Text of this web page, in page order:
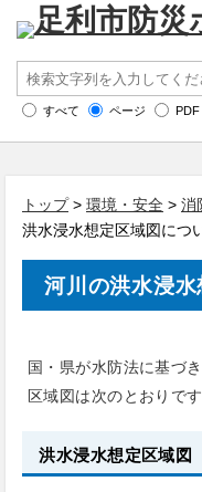
すべて ページ PDF
トップ> 環境・安全 > 消
洪水浸水想定区域図につ
河川の洪水浸
国・県が水防法に基づ
区域図は次のとおりです
洪水浸水想定区域図